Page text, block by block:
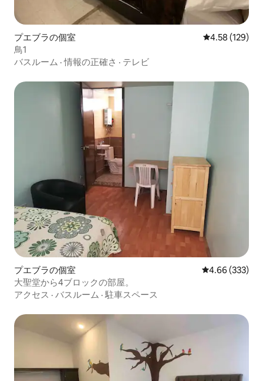
プエブラの個室 レビュー129
4.58 (129)
鳥1
バスルーム ·情報の正確さ · テレビ
プエブラの個室 レビュー333
4.66 (333)
大聖堂から4ブロックの部屋。
アクセス · バスルーム · 駐車スペース